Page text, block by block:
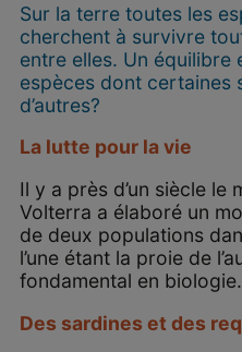
Sur la terre toutes les
cherchent à survivre
entre elles. Un
espèces dont certaines
d’autres?
La lutte pour la vie
Il y a près d’un siècle le
Volterra a élaboré un
de deux populations
l’une étant la proie de
fondamental en biologie.
Des sardines et des